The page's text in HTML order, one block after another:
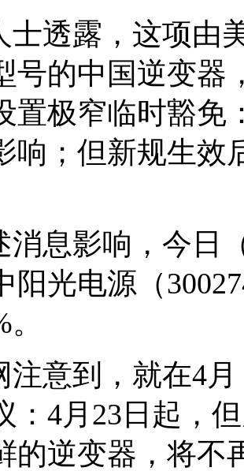
士透露，这项由
号的中国逆变器
置极窄临时豁免
响；但新规生效
消息影响，今日
阳光电源（
注意到，就在4
：4月23日起，
的逆变器，将不